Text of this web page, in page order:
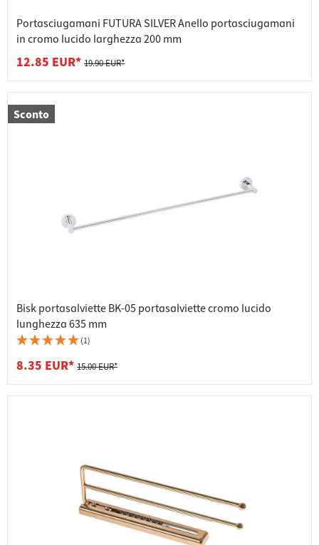
Portasciugamani FUTURA SILVER Anello portasciugamani
in cromo lucido larghezza 200 mm
12.85 EUR* 19.90 EUR*
Sconto
Bisk portasalviette BK-05 portasalviette cromo lucido
lunghezza 635 mm
(1)
8.35 EUR* 15.00 EUR*